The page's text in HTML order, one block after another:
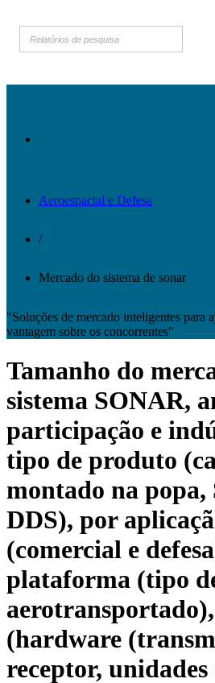
Aeroespacial e Defesa
/
Mercado do sistema de sonar
"Soluções de mercado inteligentes para
vantagem sobre os concorrentes"
Tamanho do
sistema SONAR,
participação e
tipo de produto
montado na popa,
DDS), por
(comercial e
plataforma (tipo
(hardware
receptor,